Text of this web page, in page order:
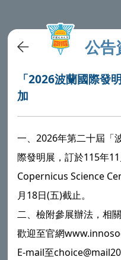
公告
「2026波蘭國際發
加
一、2026年第二十屆「
際發明展，訂於115年
Copernicus Science
月18日(五)截止。
二、檢附參展辦法，相
歡迎至官網
E-mail至